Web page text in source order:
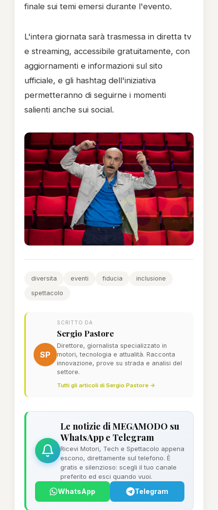
finale sui temi emersi durante l'evento.
L'intera giornata sarà trasmessa in diretta tv
e streaming, accessibile gratuitamente, con
aggiornamenti e informazioni sul sito
ufficiale, e gli hashtag dell'iniziativa
permetteranno di seguirne i momenti
salienti anche sui social.
diversita eventi fiducia
inclusione
spettacolo
SP
SCRITTO DA
Sergio Pastore
Direttore, giornalista specializzato in
motori, tecnologia e attualità. Racconta
innovazione, prove su strada e analisi del
settore.
Tutti gli articoli di Sergio Pastore →
Le notizie di MEGAMODO su
WhatsApp e Telegram
Ricevi Motori, Tech e Spettacolo appena
escono, direttamente sul telefono. È
gratis e silenzioso: scegli il tuo canale
preferito ed esci quando vuoi.
WhatsApp Telegram